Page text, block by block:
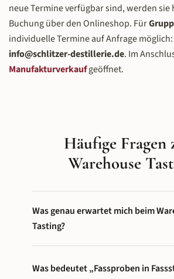
neue Termine verfügbar sind, werden sie
Buchung über den Onlineshop. Für
individuelle Termine auf Anfrage möglich:
info@schlitzer-destillerie.de. Im
Manufakturverkaufgeöffnet.
Häufige Fragen
Warehouse
Was genau erwartet mich beim
Tasting?
Begrüßung mit Whisky in der Lounge,
Was bedeutet „Fassproben in